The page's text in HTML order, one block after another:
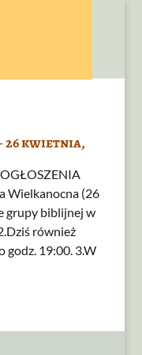
26 kwietnia,
Wielkanocna (26
grupy biblijnej w
również
godz. 19:00. 3.W